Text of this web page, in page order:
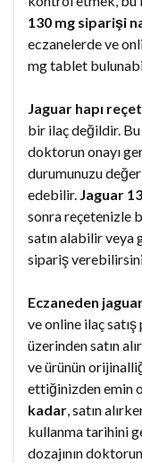
130 mg siparişi
eczanelerde ve
mg tablet
Jaguar hapı
bir ilaç değildir. Bu
doktorun onayı
durumunuzu
edebilir. Jaguar
sonra reçetenizle
satın alabilir veya
sipariş
Eczaneden
ve online ilaç
üzerinden satın
ve ürünün
ettiğinizden emin
kadar, satın
kullanma tarihini
dozajının